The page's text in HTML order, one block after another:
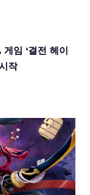
임 ‘결전 헤이
작